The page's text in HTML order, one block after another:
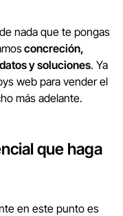
nada que te pongas
concreción,
y soluciones. Ya
web para vender el
más adelante.
que haga
en este punto es